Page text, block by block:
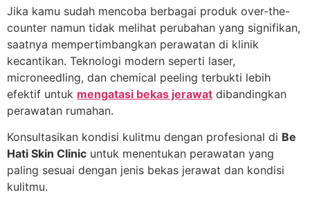
Jika kamu sudah mencoba berbagai produk over-the-
counter namun tidak melihat perubahan yang signifikan,
saatnya mempertimbangkan perawatan di klinik
kecantikan. Teknologi modern seperti laser,
microneedling, dan chemical peeling terbukti lebih
efektif untuk mengatasi bekas jerawat dibandingkan
perawatan rumahan.
Konsultasikan kondisi kulitmu dengan profesional di Be
Hati Skin Clinic untuk menentukan perawatan yang
paling sesuai dengan jenis bekas jerawat dan kondisi
kulitmu.